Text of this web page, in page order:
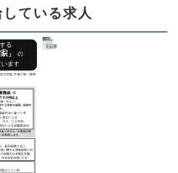
ている求人